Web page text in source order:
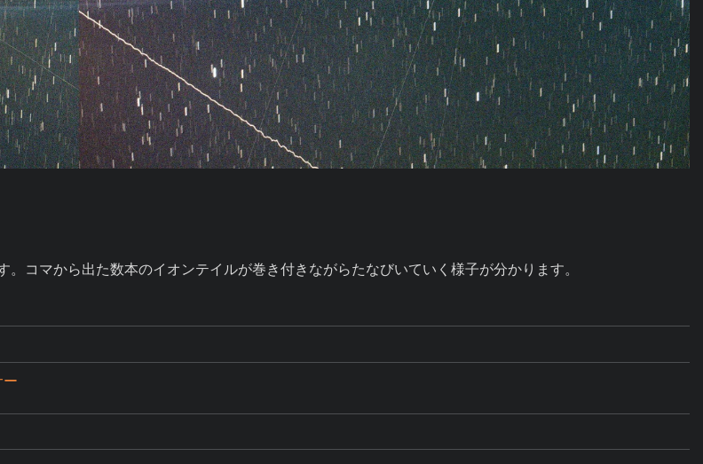
コマから出た数本のイオンテイルが巻き付きながらたなびいていく様子が分かります。